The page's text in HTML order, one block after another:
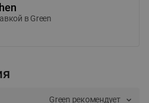
в Green
Green рекомендует